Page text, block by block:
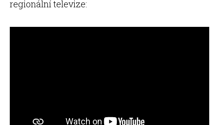
regionální televize: